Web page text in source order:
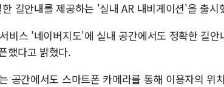
길안내를 제공하는 '실내 AR 내비게이션'을 출시
비스 '네이버지도'에 실내 공간에서도 정확한 길
했다고 밝혔다.
공간에서도 스마트폰 카메라를 통해 이용자의 위